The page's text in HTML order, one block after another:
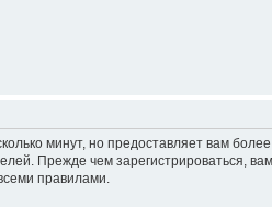
минут, но предоставляет вам
Прежде чем зарегистрироваться,
правилами.